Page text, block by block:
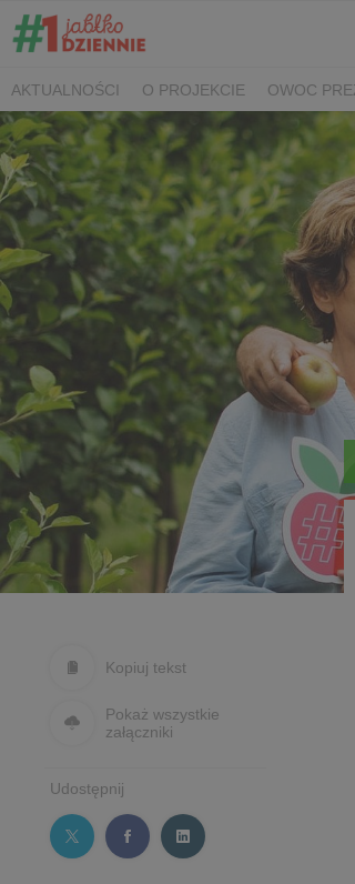
AKTUALNOŚCI O PROJEKCIE OWOC
SPOTKANIA PRASOWE
KONTAKT
Kopiuj tekst
Pokaż wszystkie
załączniki
Udostępnij